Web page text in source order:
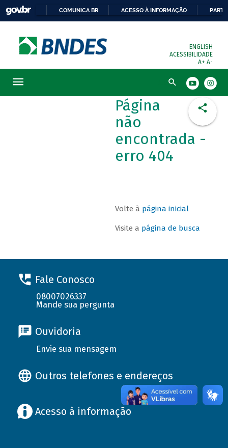
COMUNICA BR ACESSO À INFORMAÇÃO
ENGLISH
ACESSIBILIDADE
A+ A-
Busca
Página
não
encontrada -
erro 404
Volte à página inicial
Visite a página de busca
Fale Conosco
08007026337
Mande sua pergunta
Ouvidoria
Envie sua mensagem
Outros telefones e endereços
Acesso à informação